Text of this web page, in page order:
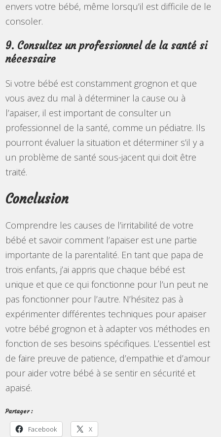
envers votre bébé, même lorsqu’il est difficile de le
consoler.
9. Consultez un professionnel de la santé si
nécessaire
Si votre bébé est constamment grognon et que
vous avez du mal à déterminer la cause ou à
l’apaiser, il est important de consulter un
professionnel de la santé, comme un pédiatre. Ils
pourront évaluer la situation et déterminer s’il y a
un problème de santé sous-jacent qui doit être
traité.
Conclusion
Comprendre les causes de l’irritabilité de votre
bébé et savoir comment l’apaiser est une partie
importante de la parentalité. En tant que papa de
trois enfants, j’ai appris que chaque bébé est
unique et que ce qui fonctionne pour l’un peut ne
pas fonctionner pour l’autre. N’hésitez pas à
expérimenter différentes techniques pour apaiser
votre bébé grognon et à adapter vos méthodes en
fonction de ses besoins spécifiques. L’essentiel est
de faire preuve de patience, d’empathie et d’amour
pour aider votre bébé à se sentir en sécurité et
apaisé.
Partager :
Facebook X